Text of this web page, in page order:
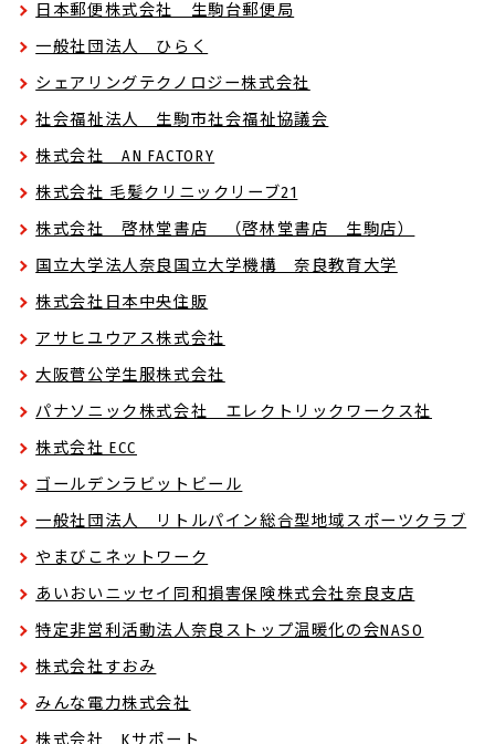
日本郵便株式会社 生駒台郵便局
一般社団法人 ひらく
シェアリングテクノロジー株式会社
社会福祉法人 生駒市社会福祉協議会
株式会社 AN FACTORY
株式会社 毛髪クリニックリーブ21
株式会社 啓林堂書店 （啓林堂書店 生駒店）
国立大学法人奈良国立大学機構 奈良教育大学
株式会社日本中央住販
アサヒユウアス株式会社
大阪菅公学生服株式会社
パナソニック株式会社 エレクトリックワークス社
株式会社 ECC
ゴールデンラビットビール
一般社団法人 リトルパイン総合型地域スポーツクラブ
やまびこネットワーク
あいおいニッセイ同和損害保険株式会社奈良支店
特定非営利活動法人奈良ストップ温暖化の会NASO
株式会社すおみ
みんな電力株式会社